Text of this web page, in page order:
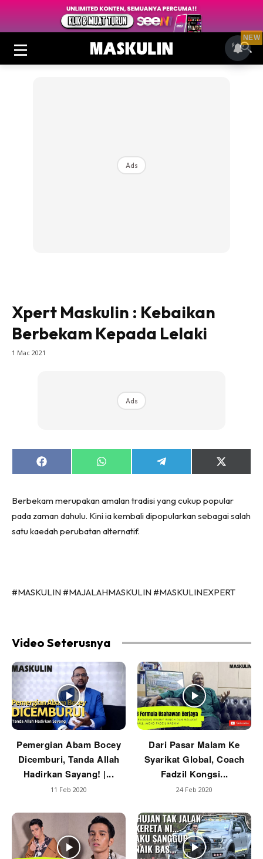
Ads
Xpert Maskulin : Kebaikan
Berbekam Kepada Lelaki
1 Mac 2021
Ads
Share
on
Share
on
Share
on
Share
on
Berbekam merupakan amalan tradisi yang cukup popular
pada zaman dahulu. Kini ia kembali dipopularkan sebagai salah
satu kaedah perubatan alternatif.
#MASKULIN #MAJALAHMASKULIN #MASKULINEXPERT
Video Seterusnya
Pemergian Abam Bocey
Dicemburi, Tanda Allah
Hadirkan Sayang! |...
11 Feb 2020
Dari Pasar Malam Ke
Syarikat Global, Coach
Fadzil Kongsi...
24 Feb 2020
NEW